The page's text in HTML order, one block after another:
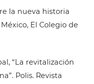
la nueva historia
El Colegio de
“La revitalización
Polis. Revista